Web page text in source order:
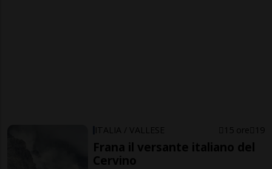
ITALIA / VALLESE 15 ore 19
Frana il versante italiano del
Cervino